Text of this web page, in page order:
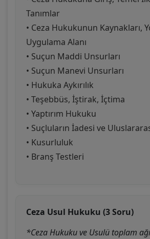
Tanımlar
• Ceza Hukukunun Kaynakları,
Uygulama Alanı
• Suçun Maddi Unsurları
• Suçun Manevi Unsurları
• Hukuka Aykırılık
• Teşebbüs, İştirak, İçtima
• Yaptırım Hukuku
• Suçluların İadesi ve
• Kusurluluk
• Branş Testleri
Ceza Usul Hukuku (3 Soru)
*Ceza Hukuku ve Usulü toplam